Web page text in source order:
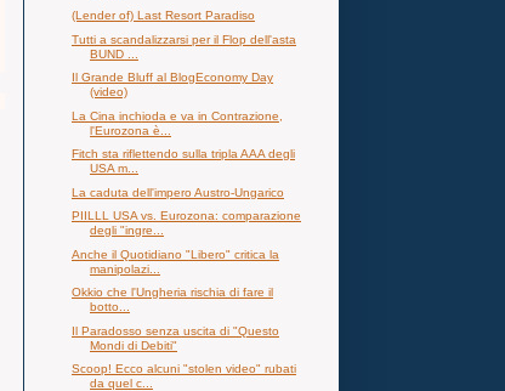
(Lender of) Last Resort Paradiso
Tutti a scandalizzarsi per il Flop dell'asta
BUND ...
Il Grande Bluff al BlogEconomy Day
(video)
La Cina inchioda e va in Contrazione,
l'Eurozona è...
Fitch sta riflettendo sulla tripla AAA degli
USA m...
La caduta dell'impero Austro-Ungarico
PIILLL USA vs. Eurozona: comparazione
degli "ingre...
Anche il Quotidiano "Libero" critica la
manipolazi...
Okkio che l'Ungheria rischia di fare il
botto...
Il Paradosso senza uscita di "Questo
Mondi di Debiti"
Scoop! Ecco alcuni "stolen video" rubati
da quel c...